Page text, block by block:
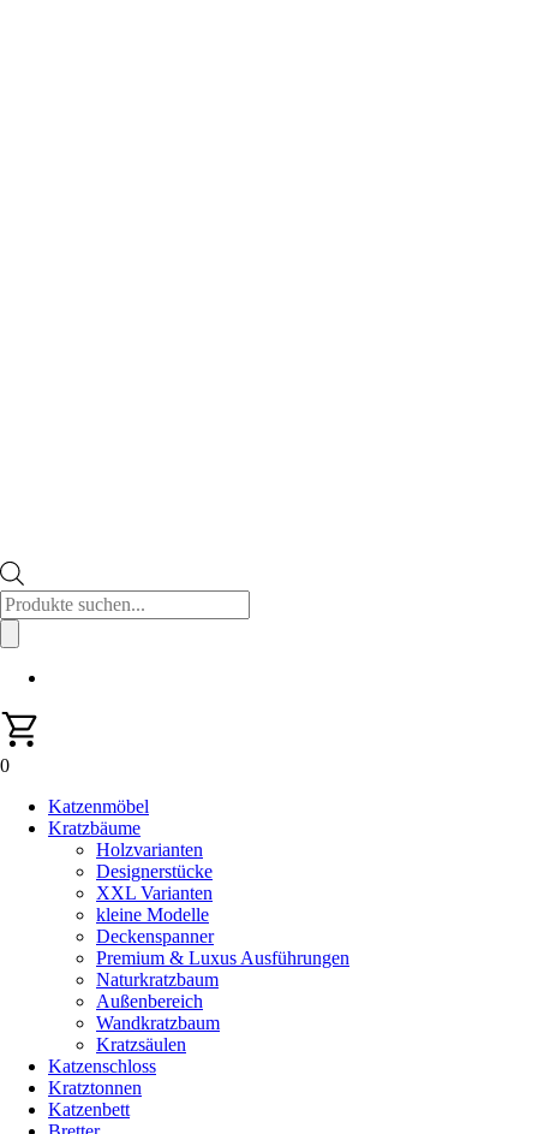
Products
search
0
Katzenmöbel
Kratzbäume
Holzvarianten
Designerstücke
XXL Varianten
kleine Modelle
Deckenspanner
Premium & Luxus Ausführungen
Naturkratzbaum
Außenbereich
Wandkratzbaum
Kratzsäulen
Katzenschloss
Kratztonnen
Katzenbett